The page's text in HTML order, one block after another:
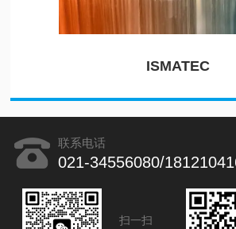
ISMATEC
联系电话
021-34556080/
扫一扫